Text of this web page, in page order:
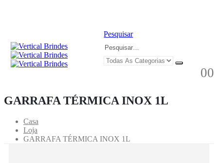
Pesquisar
00
GARRAFA TÉRMICA INOX 1L
Casa
Loja
GARRAFA TÉRMICA INOX 1L